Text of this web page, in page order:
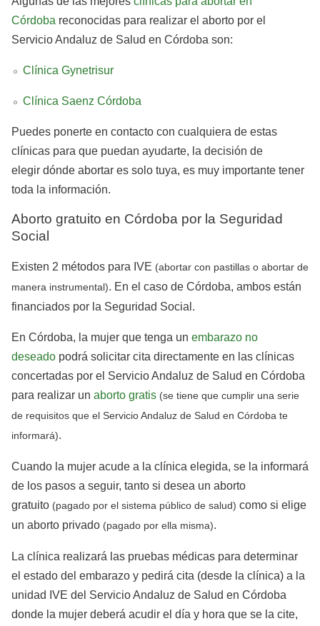
Córdoba reconocidas para realizar el aborto por el
Servicio Andaluz de Salud en Córdoba son:
Clínica Gynetrisur
Clínica Saenz Córdoba
Puedes ponerte en contacto con cualquiera de estas
clínicas para que puedan ayudarte, la decisión de
elegir dónde abortar es solo tuya, es muy importante tener
toda la información.
Aborto gratuito en Córdoba por la Seguridad
Social
Existen 2 métodos para IVE (abortar con pastillas o abortar de
manera instrumental). En el caso de Córdoba, ambos están
financiados por la Seguridad Social.
En Córdoba, la mujer que tenga un embarazo no
deseado podrá solicitar cita directamente en las clínicas
concertadas por el Servicio Andaluz de Salud en Córdoba
para realizar un aborto gratis (se tiene que cumplir una serie
de requisitos que el Servicio Andaluz de Salud en Córdoba te
informará).
Cuando la mujer acude a la clínica elegida, se la informará
de los pasos a seguir, tanto si desea un aborto
gratuito (pagado por el sistema público de salud) como si elige
un aborto privado (pagado por ella misma).
La clínica realizará las pruebas médicas para determinar
el estado del embarazo y pedirá cita (desde la clínica) a la
unidad IVE del Servicio Andaluz de Salud en Córdoba
donde la mujer deberá acudir el día y hora que se la cite,